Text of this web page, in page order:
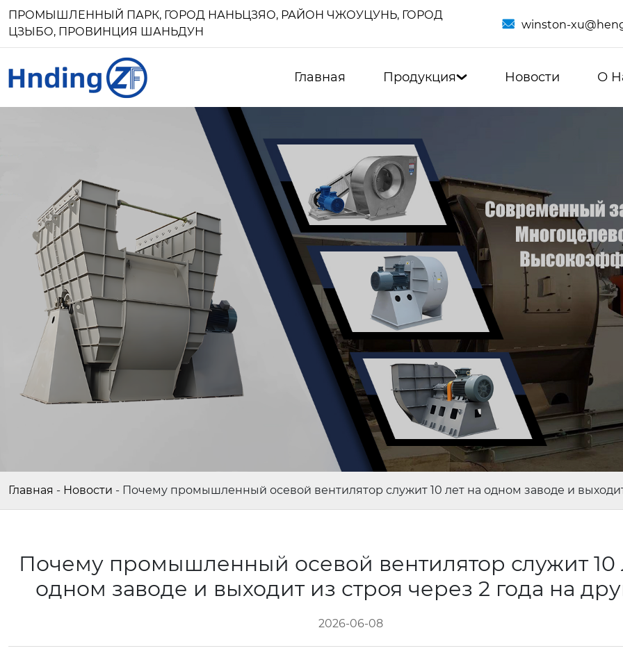
ПРОМЫШЛЕННЫЙ ПАРК, ГОРОД НАНЬЦЗЯО, РАЙОН ЧЖОУЦУНЬ, ГОРОД
ЦЗЫБО, ПРОВИНЦИЯ ШАНЬДУН
 winston-
Главная Продукция Новости О
Главная - Новости - Почему промышленный осевой вентилятор служит 10 лет на одном заводе и
Почему промышленный осевой вентилятор служит 10
одном заводе и выходит из строя через 2 года на
2026-06-08